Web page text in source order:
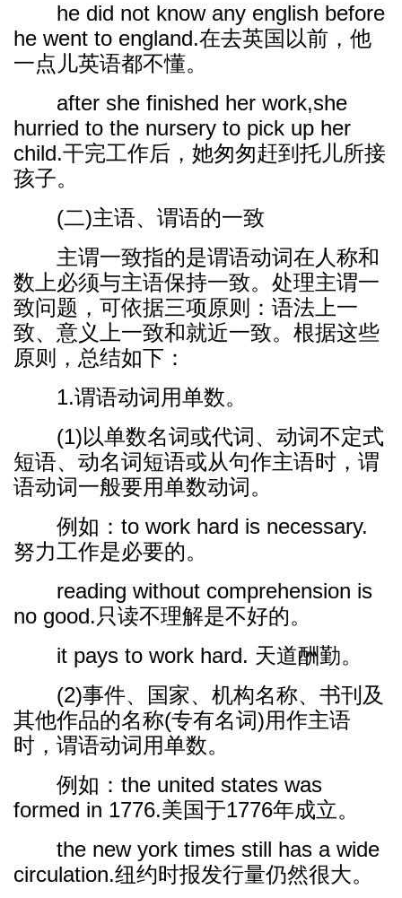
he did not know any english before
he went to england.在去英国以前，他
一点儿英语都不懂。
after she finished her work,she
hurried to the nursery to pick up her
child.干完工作后，她匆匆赶到托儿所接
孩子。
(二)主语、谓语的一致
主谓一致指的是谓语动词在人称和
数上必须与主语保持一致。处理主谓一
致问题，可依据三项原则：语法上一
致、意义上一致和就近一致。根据这些
原则，总结如下：
1.谓语动词用单数。
(1)以单数名词或代词、动词不定式
短语、动名词短语或从句作主语时，谓
语动词一般要用单数动词。
例如：to work hard is necessary.
努力工作是必要的。
reading without comprehension is
no good.只读不理解是不好的。
it pays to work hard. 天道酬勤。
(2)事件、国家、机构名称、书刊及
其他作品的名称(专有名词)用作主语
时，谓语动词用单数。
例如：the united states was
formed in 1776.美国于1776年成立。
the new york times still has a wide
circulation.纽约时报发行量仍然很大。